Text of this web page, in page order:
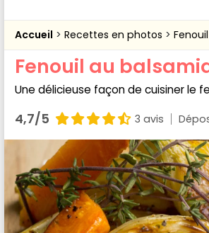
Accueil Recettes en photos
Fenouil au
Une délicieuse façon de cuisiner le
4,7/5 3 avis